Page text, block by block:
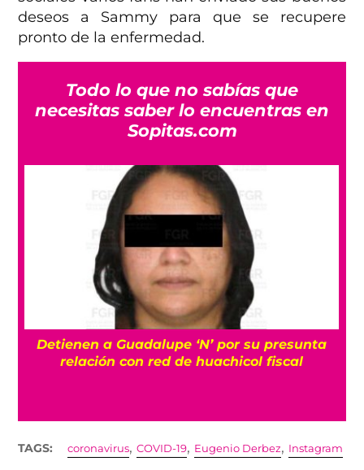
deseos a Sammy para que se recupere
pronto de la enfermedad.
Todo lo que no sabías que
necesitas saber lo encuentras en
Sopitas.com
Detienen a Guadalupe ‘N’ por su presunta
relación con red de huachicol fiscal
TAGS: coronavirus,COVID-19, Eugenio Derbez, Instagram